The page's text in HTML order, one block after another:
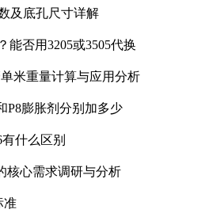
及底孔尺寸详解
能否用3205或3505代换
米重量计算与应用分析
P8膨胀剂分别加多少
什么区别
核心需求调研与分析
准